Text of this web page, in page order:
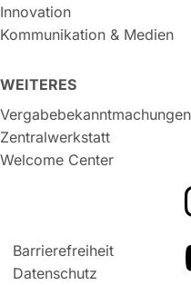
Innovation
Kommunikation & Medien
WEITERES
Zentralwerkstatt
Welcome Center
Barrierefreiheit
Datenschutz